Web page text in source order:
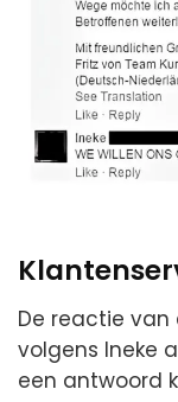
De reactie van
volgens Ineke
een antwoord